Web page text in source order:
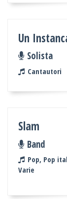
Un
Solista
Cantautori
Slam
Band
Pop, Pop
Varie